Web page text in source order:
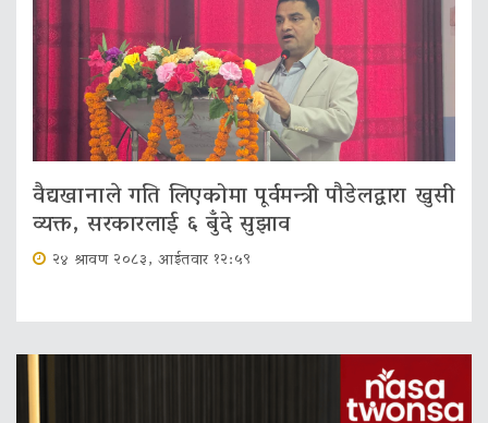
वैद्यखानाले गति लिएकोमा पूर्वमन्त्री पौडेलद्वारा खुसी
व्यक्त, सरकारलाई ६ बुँदे सुझाव
२४ श्रावण २०८३, आईतवार १२:५९